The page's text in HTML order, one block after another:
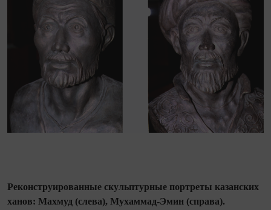
Реконструированные скульптурные портреты казанских
ханов: Махмуд (слева), Мухаммад-Эмин (справа).